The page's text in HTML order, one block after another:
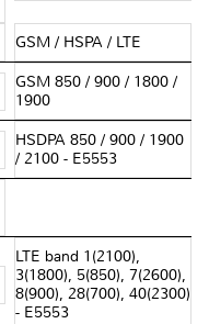
GSM / HSPA / LTE
GSM 850 / 900 / 1800 /
1900
HSDPA 850 / 900 / 1900
/ 2100 - E5553
LTE band 1(2100),
3(1800), 5(850), 7(2600),
8(900), 28(700), 40(2300)
- E5553